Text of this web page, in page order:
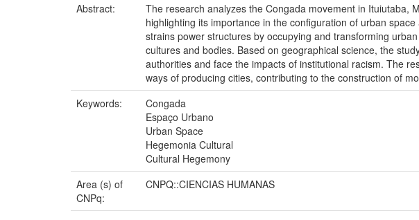
Abstract:
The research analyzes the Congada movement in Ituiutaba,
highlighting its importance in the configuration of urban
strains power structures by occupying and transforming
cultures and bodies. Based on geographical science, the
authorities and face the impacts of institutional racism. The
ways of producing cities, contributing to the construction of
Keywords:
Congada
Espaço Urbano
Urban Space
Hegemonia Cultural
Cultural Hegemony
Area (s) of
CNPq:
CNPQ::CIENCIAS HUMANAS